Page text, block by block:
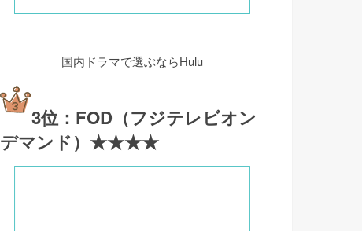
国内ドラマで選ぶならHulu
3位：FOD（フジテレビオン
デマンド）★★★★